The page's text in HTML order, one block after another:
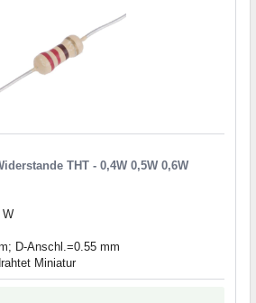
THT - 0,4W 0,5W 0,6W
W
D-Anschl.=0.55 mm
Miniatur